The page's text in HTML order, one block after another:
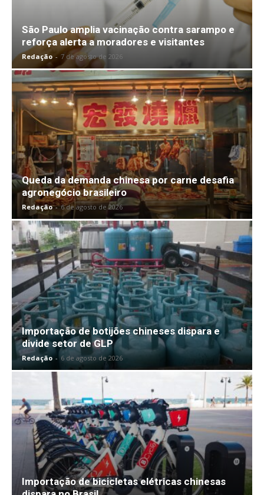
São Paulo amplia vacinação contra sarampo e
reforça alerta a moradores e visitantes
Redação - 7 de agosto de 2026
Queda da demanda chinesa por carne desafia
agronegócio brasileiro
Redação - 6 de agosto de 2026
Importação de botijões chineses dispara e
divide setor de GLP
Redação - 6 de agosto de 2026
Importação de bicicletas elétricas chinesas